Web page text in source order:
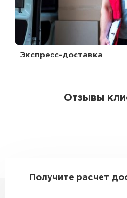
Экспресс-доставка
Отзывы
Получите расчет